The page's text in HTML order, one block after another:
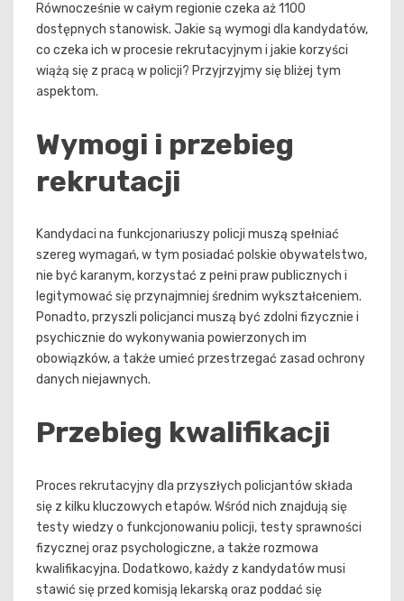
Równocześnie w całym regionie czeka aż 1100
dostępnych stanowisk. Jakie są wymogi dla kandydatów,
co czeka ich w procesie rekrutacyjnym i jakie korzyści
wiążą się z pracą w policji? Przyjrzyjmy się bliżej tym
aspektom.
Wymogi i przebieg
rekrutacji
Kandydaci na funkcjonariuszy policji muszą spełniać
szereg wymagań, w tym posiadać polskie obywatelstwo,
nie być karanym, korzystać z pełni praw publicznych i
legitymować się przynajmniej średnim wykształceniem.
Ponadto, przyszli policjanci muszą być zdolni fizycznie i
psychicznie do wykonywania powierzonych im
obowiązków, a także umieć przestrzegać zasad ochrony
danych niejawnych.
Przebieg kwalifikacji
Proces rekrutacyjny dla przyszłych policjantów składa
się z kilku kluczowych etapów. Wśród nich znajdują się
testy wiedzy o funkcjonowaniu policji, testy sprawności
fizycznej oraz psychologiczne, a także rozmowa
kwalifikacyjna. Dodatkowo, każdy z kandydatów musi
stawić się przed komisją lekarską oraz poddać się